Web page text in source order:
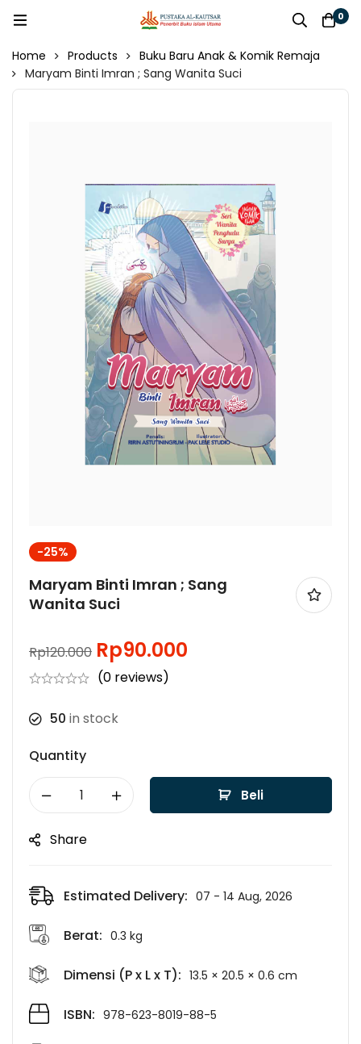
0
Home Products
Buku Baru Anak & Komik Remaja
Maryam Binti Imran ; Sang Wanita Suci
-25%
Maryam Binti Imran ; Sang
Wanita Suci
Rp120.000 Rp90.000
(0 reviews)
50 in stock
Quantity
Beli
Share
Estimated Delivery: 07 - 14 Aug, 2026
Berat: 0.3 kg
Dimensi (P x L x T): 13.5 × 20.5 × 0.6 cm
ISBN: 978-623-8019-88-5